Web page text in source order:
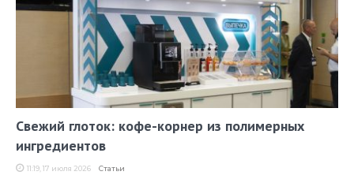
Свежий глоток: кофе-корнер из полимерных
ингредиентов
11:19, 17 июля 2026 Статьи